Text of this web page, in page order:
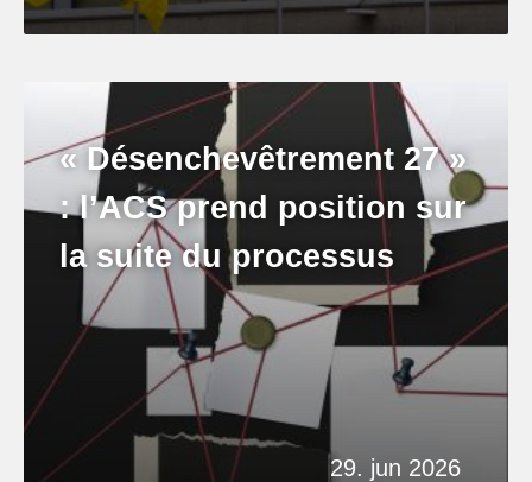
29. jun 2026
« Désenchevêtrement 27 »
: l’ACS prend position sur
la suite du processus